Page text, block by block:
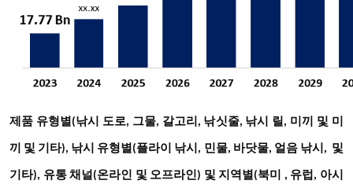
제품 유형별(낚시 도로, 그물, 갈고리, 낚싯줄, 낚시 릴, 미끼 및 미
끼 및 기타), 낚시 유형별(플라이 낚시, 민물, 바닷물, 얼음 낚시, 및
기타), 유통 채널(온라인 및 오프라인) 및지역별(북미 , 유럽, 아시